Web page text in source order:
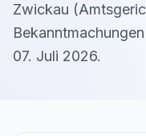
Zwickau (
Bekanntmachungen
07. Juli 2026.